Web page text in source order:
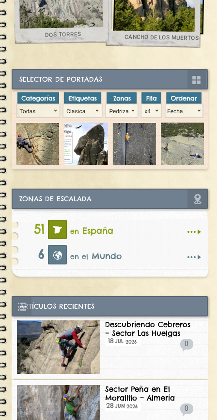
DOS TORRES CANCHO DE LOS MUERTOS
SELECTOR DE PORTADAS
ZONAS DE ESCALADA
51 en España
6 en el Mundo
ARTÍCULOS RECIENTES
Descubriendo Cebreros
– Sector Las Huelgas
18 JUL 2026 0
Sector Peña en El
Moralillo – Almería
28 JUN 2026 0